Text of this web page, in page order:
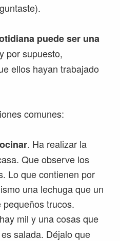
puede ser una
por supuesto,
ellos hayan trabajado
comunes:
. Ha realizar la
Que observe los
Lo que contienen por
una lechuga que un
trucos.
hay mil y una cosas que
salada. Déjalo que